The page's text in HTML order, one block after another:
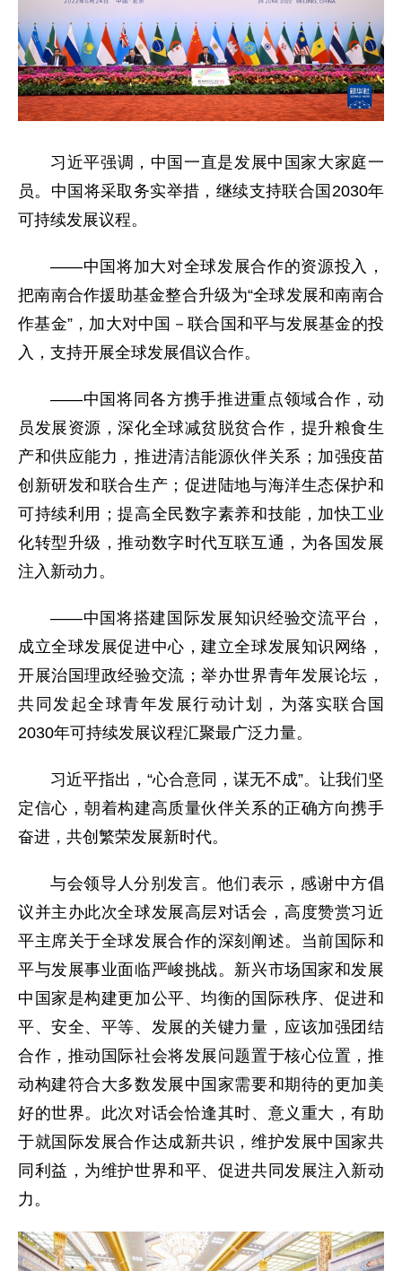
习近平强调，中国一直是发展中国家大家庭一
员。中国将采取务实举措，继续支持联合国2030年
可持续发展议程。
——中国将加大对全球发展合作的资源投入，
把南南合作援助基金整合升级为“全球发展和南南合
作基金”，加大对中国－联合国和平与发展基金的投
入，支持开展全球发展倡议合作。
——中国将同各方携手推进重点领域合作，动
员发展资源，深化全球减贫脱贫合作，提升粮食生
产和供应能力，推进清洁能源伙伴关系；加强疫苗
创新研发和联合生产；促进陆地与海洋生态保护和
可持续利用；提高全民数字素养和技能，加快工业
化转型升级，推动数字时代互联互通，为各国发展
注入新动力。
——中国将搭建国际发展知识经验交流平台，
成立全球发展促进中心，建立全球发展知识网络，
开展治国理政经验交流；举办世界青年发展论坛，
共同发起全球青年发展行动计划，为落实联合国
2030年可持续发展议程汇聚最广泛力量。
习近平指出，“心合意同，谋无不成”。让我们坚
定信心，朝着构建高质量伙伴关系的正确方向携手
奋进，共创繁荣发展新时代。
与会领导人分别发言。他们表示，感谢中方倡
议并主办此次全球发展高层对话会，高度赞赏习近
平主席关于全球发展合作的深刻阐述。当前国际和
平与发展事业面临严峻挑战。新兴市场国家和发展
中国家是构建更加公平、均衡的国际秩序、促进和
平、安全、平等、发展的关键力量，应该加强团结
合作，推动国际社会将发展问题置于核心位置，推
动构建符合大多数发展中国家需要和期待的更加美
好的世界。此次对话会恰逢其时、意义重大，有助
于就国际发展合作达成新共识，维护发展中国家共
同利益，为维护世界和平、促进共同发展注入新动
力。